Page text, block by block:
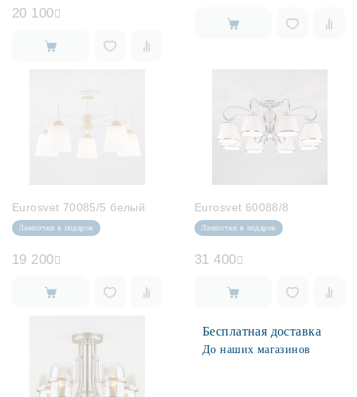
20 100
Eurosvet 70085/5 белый
Лампочки в подарок
19 200
Eurosvet 60088/8
Лампочки в подарок
31 400
Бесплатная доставка
До наших магазинов